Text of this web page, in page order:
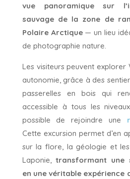
vue panoramique sur
sauvage de la zone de
Polaire Arctique— un lieu
de photographie nature.
Les visiteurs peuvent explorer
autonomie, grâce à des
passerelles en bois qui
accessible à tous les
possible de rejoindre une
Cette excursion permet d’en
sur la flore, la géologie et
Laponie,transformant une
en une véritable expérience